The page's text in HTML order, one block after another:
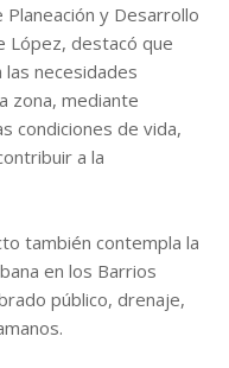
Planeación y Desarrollo
López, destacó que
necesidades
zona, mediante
condiciones de vida,
a la
también contempla la
en los Barrios
público, drenaje,